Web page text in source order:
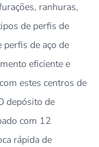
ranhuras,
de perfis de
de aço de
eficiente e
estes centros de
depósito de
com 12
rápida de